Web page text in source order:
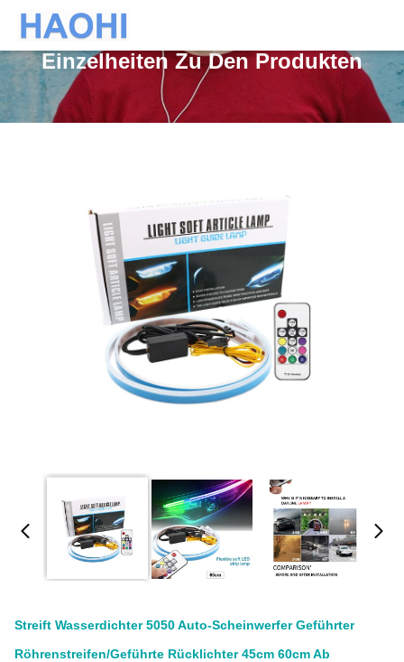
Einzelheiten Zu Den Produkten
Streift Wasserdichter 5050 Auto-Scheinwerfer Geführter
Röhrenstreifen/geführte Rücklichter 45cm 60cm Ab